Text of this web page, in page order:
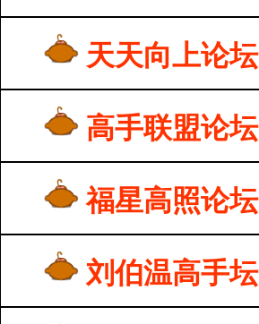
天天向上论坛
高手联盟论坛
福星高照论坛
刘伯温高手坛